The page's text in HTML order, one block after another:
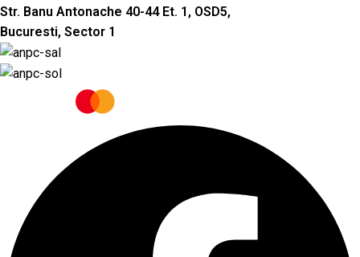
Str. Banu Antonache 40-44 Et. 1, OSD5,
Bucuresti, Sector 1